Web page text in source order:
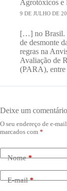
Agrotóxicos e
9 DE JULHO DE
[…] no Brasil.
de desmonte
regras na
Avaliação de
(PARA),
Deixe um comentário
O seu endereço de e-
marcados com *
Nome*
E-mail*